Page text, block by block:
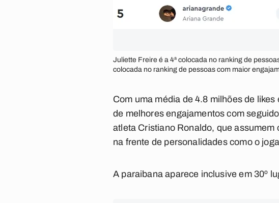
Juliette Freire é a 4ª colocada no ranking de
colocada no ranking de pessoas com maior
Com uma média de 4.8 milhões de
de melhores engajamentos com
atleta Cristiano Ronaldo, que
na frente de personalidades como o
A paraibana aparece inclusive em 30º